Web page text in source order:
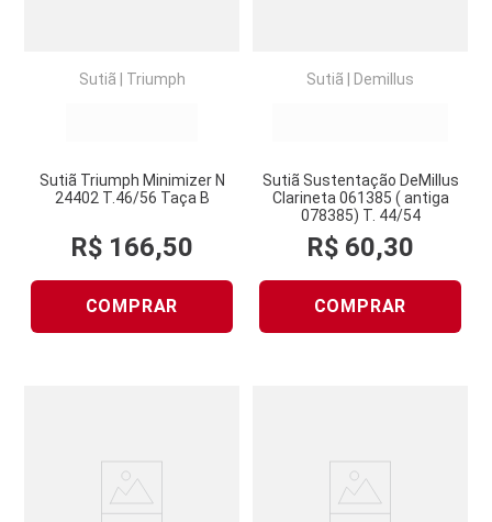
Sutiã Triumph
Sutiã Triumph Minimizer N
24402 T.46/56 Taça B
R$ 166,50
COMPRAR
Sutiã Demillus
Sutiã Sustentação DeMillus
Clarineta 061385 ( antiga
078385) T. 44/54
R$ 60,30
COMPRAR